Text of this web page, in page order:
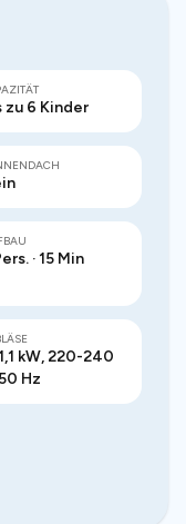
zu 6 Kinder
· 15 Min
kW, 220-240
Hz